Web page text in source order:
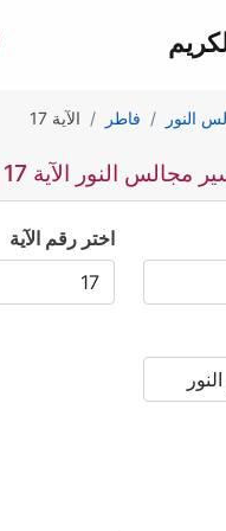
النور فاطر الآية 17
النور الآية 17
اختر رقم الآية